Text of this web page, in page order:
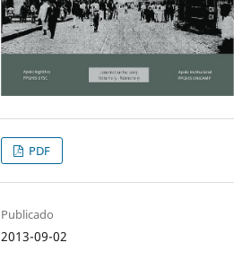
PDF
Publicado
2013-09-02